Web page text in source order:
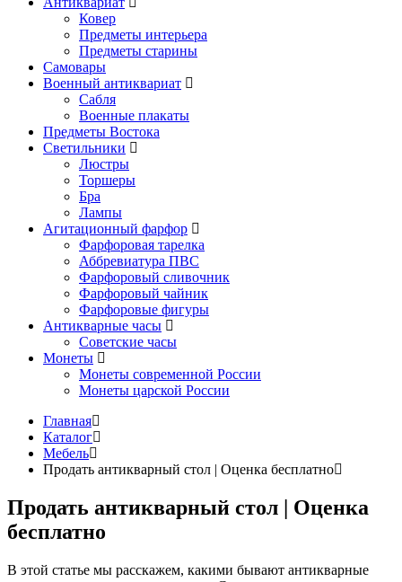
Ковер
Предметы интерьера
Предметы старины
Самовары
Военный антиквариат
Сабля
Военные плакаты
Предметы Востока
Светильники
Люстры
Торшеры
Бра
Лампы
Агитационный фарфор
Фарфоровая тарелка
Аббревиатура ПВС
Фарфоровый сливочник
Фарфоровый чайник
Фарфоровые фигуры
Антикварные часы
Советские часы
Монеты
Монеты современной России
Монеты царской России
Главная
Каталог
Мебель
Продать антикварный стол | Оценка бесплатно
Продать антикварный стол | Оценка
бесплатно
В этой статье мы расскажем, какими бывают антикварные